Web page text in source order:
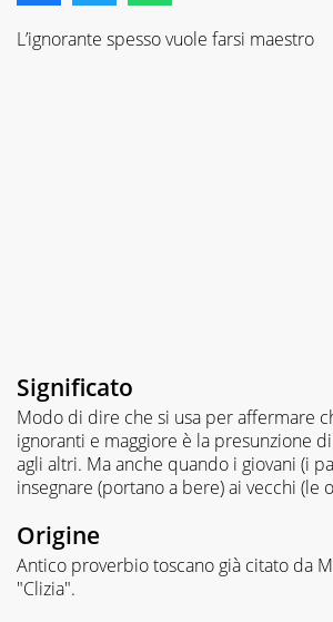
L’ignorante spesso vuole farsi maestro
Significato
Modo di dire che si usa per affermare
ignoranti e maggiore è la presunzione
agli altri. Ma anche quando i giovani (i
insegnare (portano a bere) ai vecchi (le
Origine
Antico proverbio toscano già citato da
"Clizia".